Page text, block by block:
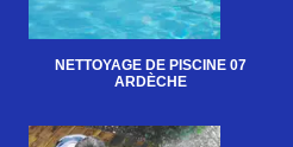
NETTOYAGE DE PISCINE 07
ARDÈCHE